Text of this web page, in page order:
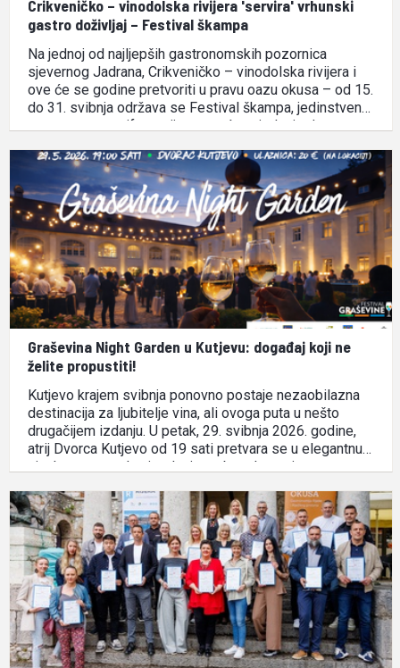
Crikveničko – vinodolska rivijera 'servira' vrhunski
gastro doživljaj – Festival škampa
Na jednoj od najljepših gastronomskih pozornica
sjevernog Jadrana, Crikveničko – vinodolska rivijera i
ove će se godine pretvoriti u pravu oazu okusa – od 15.
do 31. svibnja održava se Festival škampa, jedinstvena
eno-gastro manifestacija posvećena jednoj od
uspješnog lanjskog izdanja koje je kao …
Graševina Night Garden u Kutjevu: događaj koji ne
želite propustiti!
Kutjevo krajem svibnja ponovno postaje nezaobilazna
destinacija za ljubitelje vina, ali ovoga puta u nešto
drugačijem izdanju. U petak, 29. svibnja 2026. godine,
atrij Dvorca Kutjevo od 19 sati pretvara se u elegantnu
vinsku oazu pod zvjezdanim nebom kao mjesto
posebno večernje događanje …